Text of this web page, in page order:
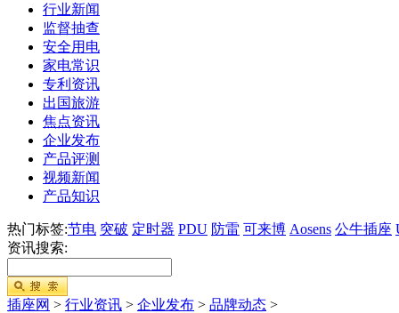
行业新闻
监督抽查
安全用电
家电常识
专利资讯
出国旅游
焦点资讯
企业发布
产品评测
视频新闻
产品知识
热门标签:节电 突破 定时器 PDU 防雷 可来博 Aosens 公牛插座
资讯搜索:
插座网 > 行业资讯 > 企业发布 > 品牌动态 >